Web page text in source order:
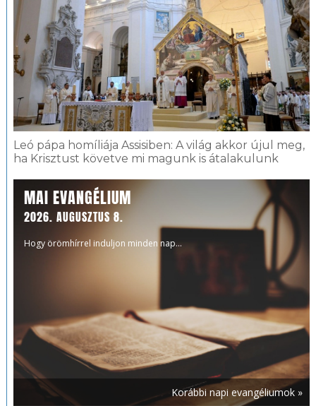
Leó pápa homíliája Assisiben: A világ akkor újul meg,
ha Krisztust követve mi magunk is átalakulunk
MAI EVANGÉLIUM
2026. AUGUSZTUS 8.
Hogy örömhírrel induljon minden nap...
Korábbi napi evangéliumok »